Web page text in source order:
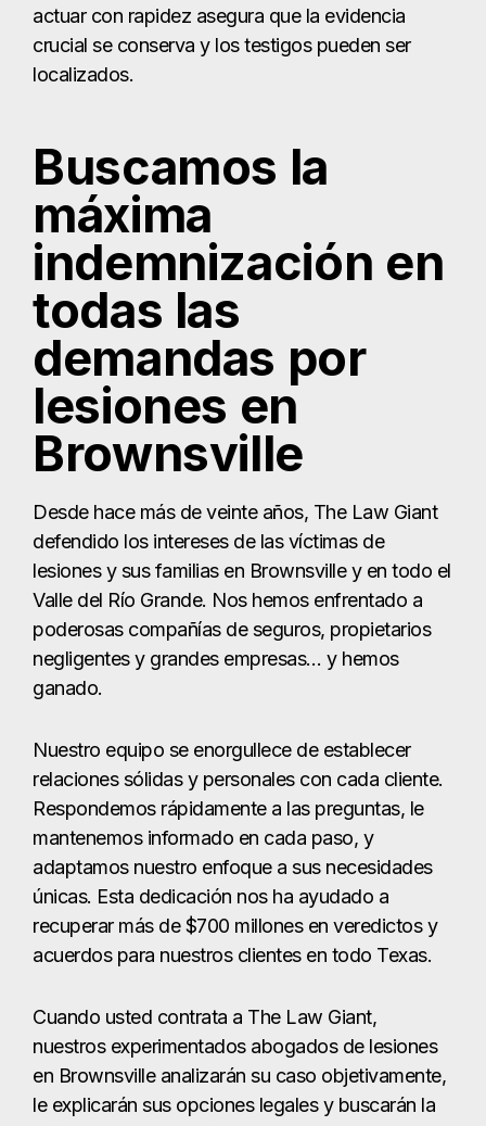
actuar con rapidez asegura que la evidencia
crucial se conserva y los testigos pueden ser
localizados.
Buscamos la
máxima
indemnización en
todas las
demandas por
lesiones en
Brownsville
Desde hace más de veinte años, The Law Giant
defendido los intereses de las víctimas de
lesiones y sus familias en Brownsville y en todo el
Valle del Río Grande. Nos hemos enfrentado a
poderosas compañías de seguros, propietarios
negligentes y grandes empresas… y hemos
ganado.
Nuestro equipo se enorgullece de establecer
relaciones sólidas y personales con cada cliente.
Respondemos rápidamente a las preguntas, le
mantenemos informado en cada paso, y
adaptamos nuestro enfoque a sus necesidades
únicas. Esta dedicación nos ha ayudado a
recuperar más de $700 millones en veredictos y
acuerdos para nuestros clientes en todo Texas.
Cuando usted contrata a The Law Giant,
nuestros experimentados abogados de lesiones
en Brownsville analizarán su caso objetivamente,
le explicarán sus opciones legales y buscarán la